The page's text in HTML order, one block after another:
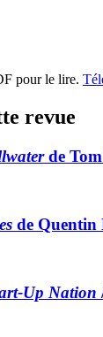
pour le lire.
revue
de
de Quentin
Up Nation